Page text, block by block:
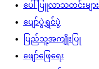
ပေါ်ပြူလာသတင်းများ
ပျော်ပွဲရွှင်ပွဲ
ပြည်သူ့အကျိုးပြု
ဖျော်ဖြေရေး